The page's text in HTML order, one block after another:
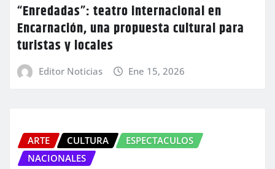
“Enredadas”: teatro internacional en
Encarnación, una propuesta cultural para
turistas y locales
Editor Noticias Ene 15, 2026
ARTE CULTURA
ESPECTACULOS
NACIONALES